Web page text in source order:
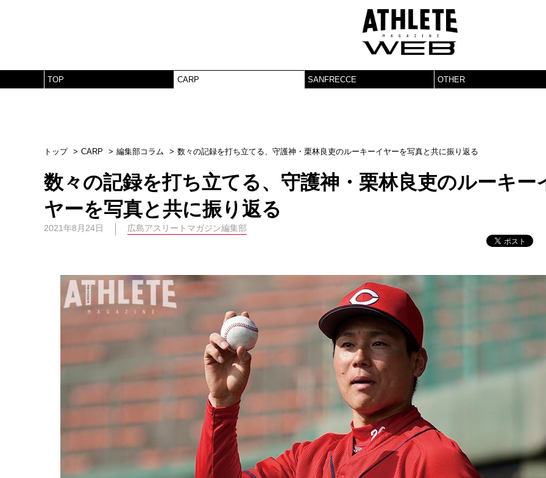
TOP CARP SANFRECCE OTHER
トップ CARP 編集部コラム 数々の記録を打ち立てる、守護神・栗林良吏のルーキーイヤーを写真と共に振り返る
数々の記録を打ち立てる、守護神・栗林良吏のルーキー
ヤーを写真と共に振り返る
2021年8月24日 広島アスリートマガジン編集部